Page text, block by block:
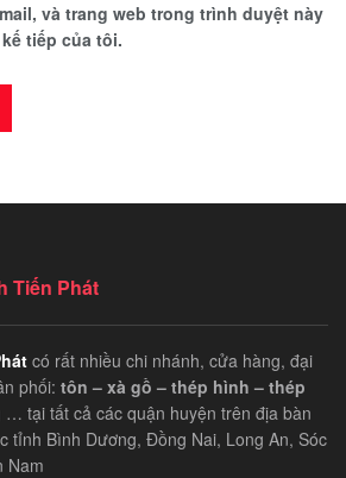
và trang web trong trình duyệt này
tiếp của tôi.
Tiến Phát
có rất nhiều chi nhánh, cửa hàng, đại
phối: tôn – xà gồ – thép hình – thép
… tại tất cả các quận huyện trên địa bàn
tỉnh Bình Dương, Đồng Nai, Long An, Sóc
Nam